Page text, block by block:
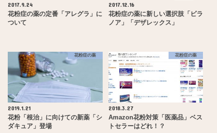
2017.9.24
花粉症の薬の定番「アレグラ」に
ついて
2017.12.16
花粉症の薬に新しい選択肢「ビラ
ノア」「デザレックス」
花粉症の薬
2019.1.21
花粉「根治」に向けての新薬「シ
ダキュア」登場
花粉症の薬
2018.3.27
Amazon花粉対策「医薬品」ベス
トセラーはどれ！？